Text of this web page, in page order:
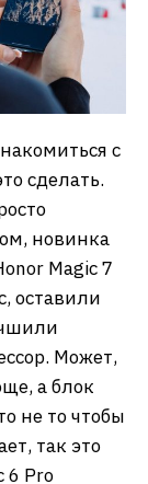
с
сделать.
новинка
Magic 7
оставили
Может,
а блок
не то чтобы
так это
6 Pro